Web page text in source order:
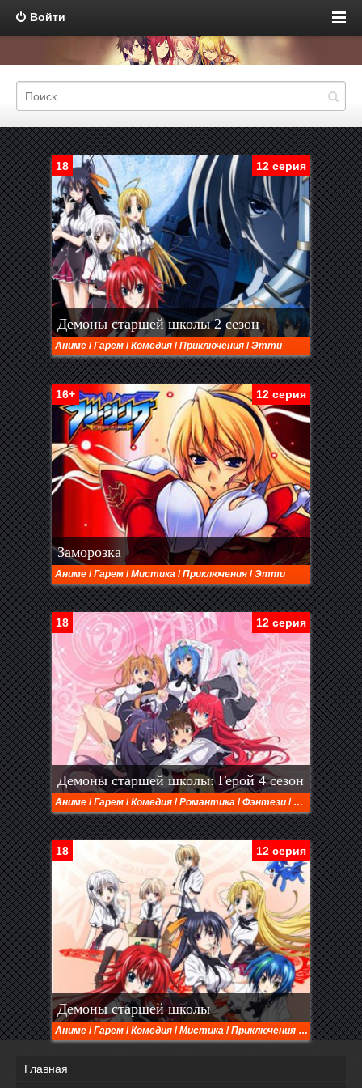
Войти
12 серия
18
Демоны старшей школы 2 сезон
Аниме /Гарем /Комедия /Приключения /Этти
12 серия
16+
Заморозка
Аниме /Гарем /Мистика /Приключения /Этти
12 серия
18
Демоны старшей школы: Герой 4 сезон
Аниме /Гарем /Комедия /Романтика /Фэнтези / Школа/
12 серия
18
Демоны старшей школы
Аниме /Гарем /Комедия /Мистика /Приключения Этти
Главная